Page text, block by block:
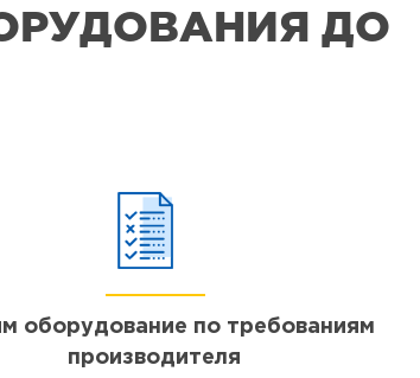
ДО
оборудование по требованиям
производителя